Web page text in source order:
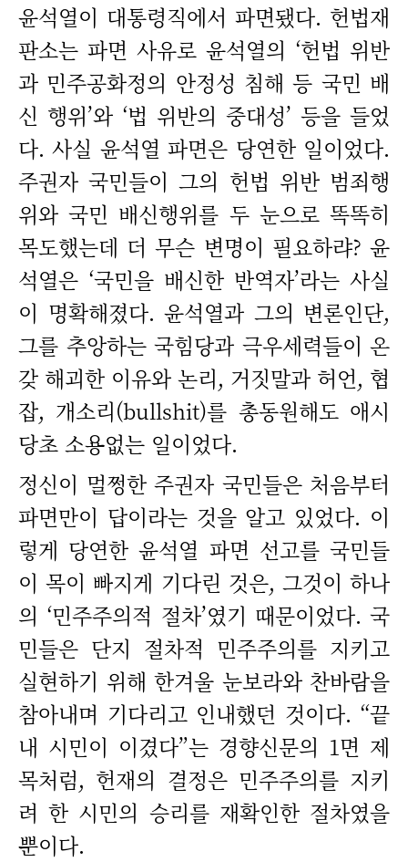
윤석열이 대통령직에서 파면됐다. 헌법재
판소는 파면 사유로 윤석열의 ‘헌법 위반
과 민주공화정의 안정성 침해 등 국민 배
신 행위’와 ‘법 위반의 중대성’ 등을 들었
다. 사실 윤석열 파면은 당연한 일이었다.
주권자 국민들이 그의 헌법 위반 범죄행
위와 국민 배신행위를 두 눈으로 똑똑히
목도했는데 더 무슨 변명이 필요하랴? 윤
석열은 ‘국민을 배신한 반역자’라는 사실
이 명확해졌다. 윤석열과 그의 변론인단,
그를 추앙하는 국힘당과 극우세력들이 온
갖 해괴한 이유와 논리, 거짓말과 허언, 협
잡, 개소리(bullshit)를 총동원해도 애시
당초 소용없는 일이었다.
정신이 멀쩡한 주권자 국민들은 처음부터
파면만이 답이라는 것을 알고 있었다. 이
렇게 당연한 윤석열 파면 선고를 국민들
이 목이 빠지게 기다린 것은, 그것이 하나
의 ‘민주주의적 절차’였기 때문이었다. 국
민들은 단지 절차적 민주주의를 지키고
실현하기 위해 한겨울 눈보라와 찬바람을
참아내며 기다리고 인내했던 것이다. “끝
내 시민이 이겼다”는 경향신문의 1면 제
목처럼, 헌재의 결정은 민주주의를 지키
려 한 시민의 승리를 재확인한 절차였을
뿐이다.